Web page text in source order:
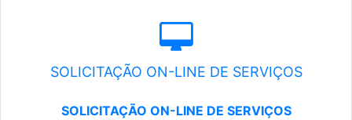
SOLICITAÇÃO ON-LINE DE SERVIÇOS
SOLICITAÇÃO ON-LINE DE SERVIÇOS